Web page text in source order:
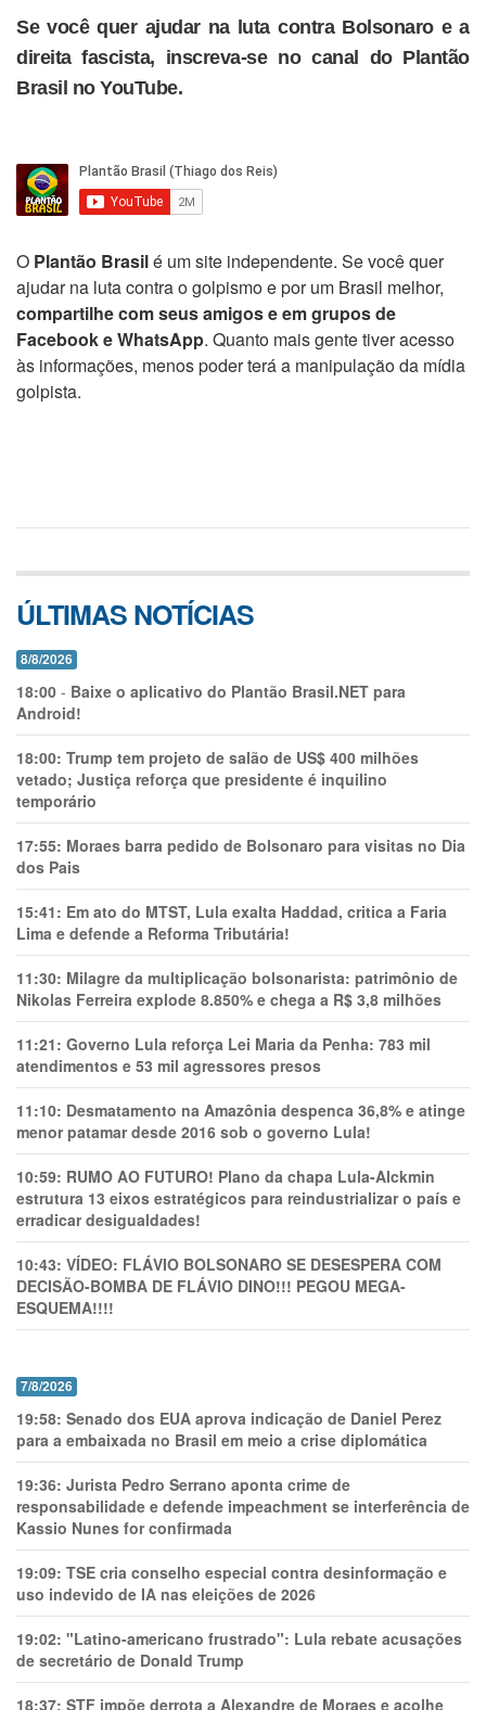
Se você quer ajudar na luta contra Bolsonaro e a
direita fascista, inscreva-se no canal do Plantão
Brasil no YouTube.
O Plantão Brasilé um site independente. Se você quer
ajudar na luta contra o golpismo e por um Brasil melhor,
compartilhe com seus amigos e em grupos de
Facebook e WhatsApp. Quanto mais gente tiver acesso
às informações, menos poder terá a manipulação da mídia
golpista.
ÚLTIMAS NOTÍCIAS
8/8/2026
18:00 - Baixe o aplicativo do Plantão Brasil.NET para
Android!
18:00: Trump tem projeto de salão de US$ 400 milhões
vetado; Justiça reforça que presidente é inquilino
temporário
17:55: Moraes barra pedido de Bolsonaro para visitas no Dia
dos Pais
15:41: Em ato do MTST, Lula exalta Haddad, critica a Faria
Lima e defende a Reforma Tributária!
11:30: Milagre da multiplicação bolsonarista: patrimônio de
Nikolas Ferreira explode 8.850% e chega a R$ 3,8 milhões
11:21: Governo Lula reforça Lei Maria da Penha: 783 mil
atendimentos e 53 mil agressores presos
11:10: Desmatamento na Amazônia despenca 36,8% e atinge
menor patamar desde 2016 sob o governo Lula!
10:59: RUMO AO FUTURO! Plano da chapa Lula-Alckmin
estrutura 13 eixos estratégicos para reindustrializar o país e
erradicar desigualdades!
10:43: VÍDEO: FLÁVIO BOLSONARO SE DESESPERA COM
DECISÃO-BOMBA DE FLÁVIO DINO!!! PEGOU MEGA-
ESQUEMA!!!!
7/8/2026
19:58: Senado dos EUA aprova indicação de Daniel Perez
para a embaixada no Brasil em meio a crise diplomática
19:36: Jurista Pedro Serrano aponta crime de
responsabilidade e defende impeachment se interferência de
Kassio Nunes for confirmada
19:09: TSE cria conselho especial contra desinformação e
uso indevido de IA nas eleições de 2026
19:02: "Latino-americano frustrado": Lula rebate acusações
de secretário de Donald Trump
18:37: STF impõe derrota a Alexandre de Moraes e acolhe